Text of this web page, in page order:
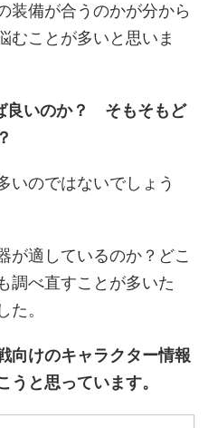
装備が合うのかが分から
むことが多いと思いま
良いのか？ そもそもど
いのではないでしょう
が適しているのか？どこ
調べ直すことが多いた
。
向けのキャラクター情報
うと思っています。